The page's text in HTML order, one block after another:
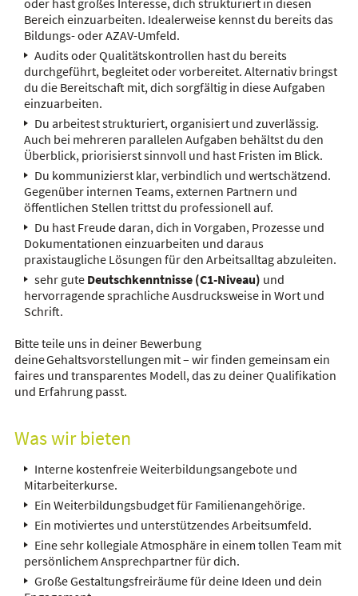
Bereich einzuarbeiten. Idealerweise kennst du bereits das
Bildungs- oder AZAV-Umfeld.
Audits oder Qualitätskontrollen hast du bereits
durchgeführt, begleitet oder vorbereitet. Alternativ bringst
du die Bereitschaft mit, dich sorgfältig in diese Aufgaben
einzuarbeiten.
Du arbeitest strukturiert, organisiert und zuverlässig.
Auch bei mehreren parallelen Aufgaben behältst du den
Überblick, priorisierst sinnvoll und hast Fristen im Blick.
Du kommunizierst klar, verbindlich und wertschätzend.
Gegenüber internen Teams, externen Partnern und
öffentlichen Stellen trittst du professionell auf.
Du hast Freude daran, dich in Vorgaben, Prozesse und
Dokumentationen einzuarbeiten und daraus
praxistaugliche Lösungen für den Arbeitsalltag abzuleiten.
sehr gute Deutschkenntnisse (C1-Niveau) und
hervorragende sprachliche Ausdrucksweise in Wort und
Schrift.
Bitte teile uns in deiner Bewerbung
deine Gehaltsvorstellungen mit – wir finden gemeinsam ein
faires und transparentes Modell, das zu deiner Qualifikation
und Erfahrung passt.
Was wir bieten
Interne kostenfreie Weiterbildungsangebote und
Mitarbeiterkurse.
Ein Weiterbildungsbudget für Familienangehörige.
Ein motiviertes und unterstützendes Arbeitsumfeld.
Eine sehr kollegiale Atmosphäre in einem tollen Team mit
persönlichem Ansprechpartner für dich.
Große Gestaltungsfreiräume für deine Ideen und dein